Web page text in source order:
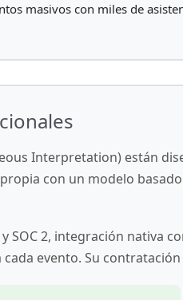
masivos con miles de
Interpretation) están
con un modelo
SOC 2, integración nativa
evento. Su